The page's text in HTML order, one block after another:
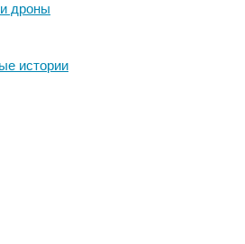
дроны
истории
и методы
проблемы